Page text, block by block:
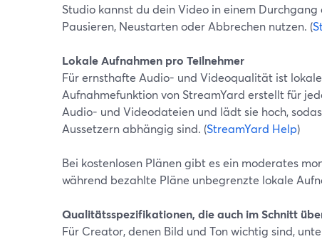
Studio kannst du dein Video in einem
Pausieren, Neustarten oder Abbrechen nutzen. (
Lokale Aufnahmen pro Teilnehmer
Für ernsthafte Audio- und Videoqualität ist
Aufnahmefunktion von StreamYard erstellt für
Audio- und Videodateien und lädt sie hoch,
Aussetzern abhängig sind. (StreamYard Help)
Bei kostenlosen Plänen gibt es ein moderates
während bezahlte Pläne unbegrenzte lokale
Qualitätsspezifikationen, die auch im Schnitt
Für Creator, denen Bild und Ton wichtig sind,